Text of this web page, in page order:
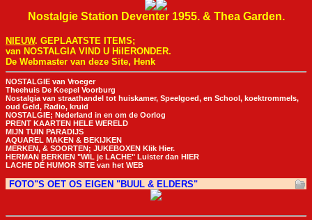
Nostalgie Station Deventer 1955. & Thea Garden.
NIEUW. GEPLAATSTE ITEMS;
van NOSTALGIA VIND U HiIERONDER.
De Webmaster van deze Site, Henk
NOSTALGIE van Vroeger
Theehuis De Koepel Voorburg
Nostalgia van straathandel tot huiskamer, Speelgoed, en School, koektrommels,
oud Geld, Radio, kruid
NOSTALGIE; Nederland in en om de Oorlog
PRENT KAARTEN HELE WERELD
MIJN TUIN PARADIJS
AQUAREL MAKEN & BEKIJKEN
MERKEN, & SOORTEN; JUKEBOXEN Klik Hier.
HERMAN BERKIEN "WIL je LACHE" Luister dan HIER
LACHE DÉ HUMOR SITE van het WEB
FOTO"S OET OS EIGEN "BUUL & ELDERS"